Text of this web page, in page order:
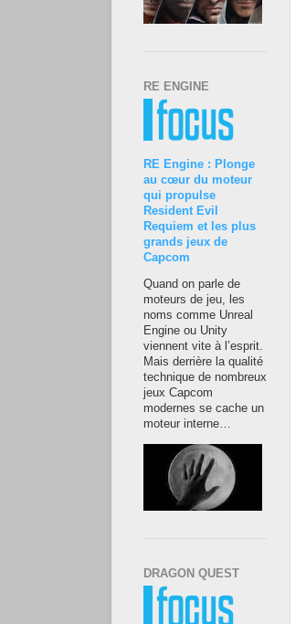
RE ENGINE
RE Engine : Plonge
au cœur du moteur
qui propulse
Resident Evil
Requiem et les plus
grands jeux de
Capcom
Quand on parle de
moteurs de jeu, les
noms comme Unreal
Engine ou Unity
viennent vite à l’esprit.
Mais derrière la qualité
technique de nombreux
jeux Capcom
modernes se cache un
moteur interne…
DRAGON QUEST